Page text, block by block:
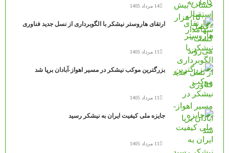
14 مرداد 1405
ارتقای هاروستر نیشکر با الگوبرداری از نسل جدید فناوری
11 مرداد 1405
بزرگترین موکب نیشکر در مسیر اهواز-آبادان برپا شد
11 مرداد 1405
جایزه ملی کیفیت ایران به نیشکر رسید
11 مرداد 1405